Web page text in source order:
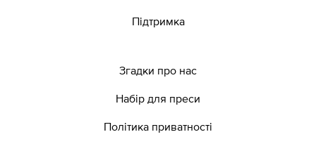
Підтримка
Згадки про нас
Набір для преси
Політика приватності